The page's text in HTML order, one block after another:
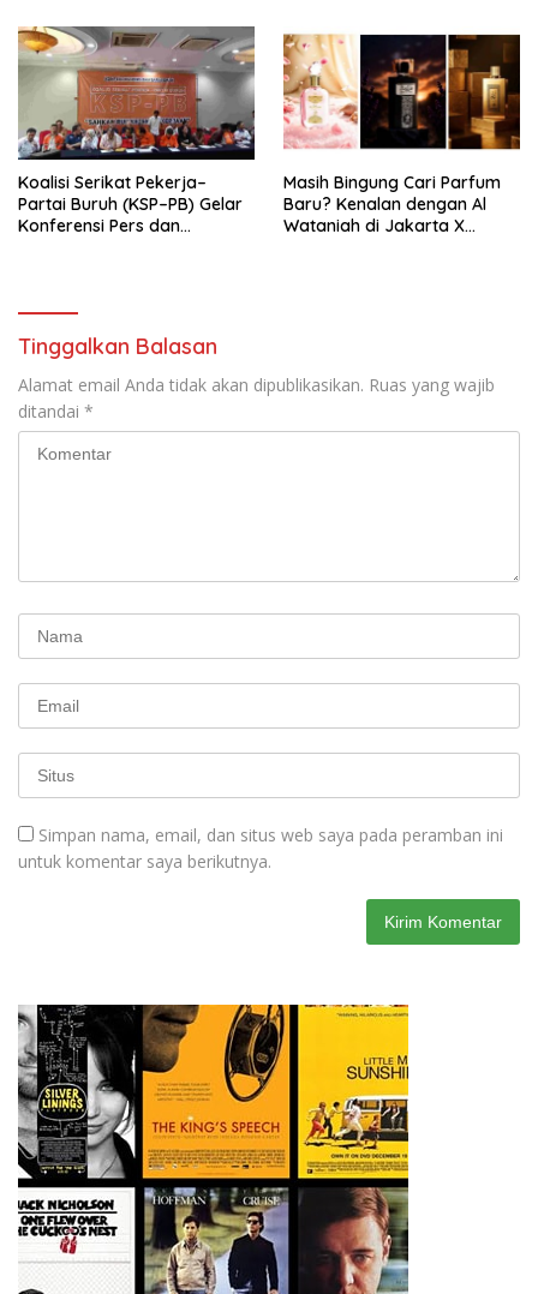
Tema: “Penguatan dan
Pengembangan Organisasi
KBI yang Berbasis Riset di
seluruh Indonesia dan
Mancanegara”.
Koalisi Serikat Pekerja–
Partai Buruh (KSP–PB) Gelar
Konferensi Pers dan
RUU Ketenagakerjaan Baru.
Masih Bingung Cari Parfum
Baru? Kenalan dengan Al
Wataniah di Jakarta X
Tinggalkan Balasan
Alamat email Anda tidak akan dipublikasikan. Ruas yang wajib
ditandai *
Simpan nama, email, dan situs web saya pada peramban ini
untuk komentar saya berikutnya.